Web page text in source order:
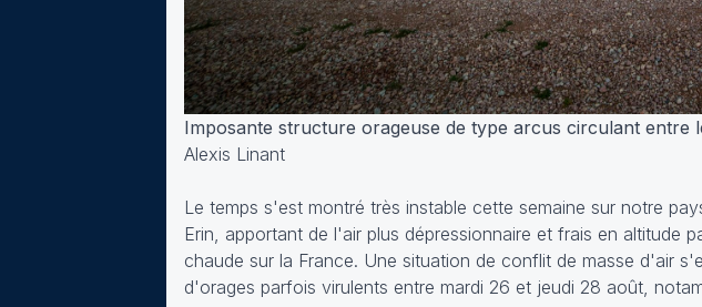
Imposante structure orageuse de type arcus circulant entre
Alexis Linant
Le temps s'est montré très instable cette semaine sur notre
Erin, apportant de l'air plus dépressionnaire et frais en altitude
chaude sur la France. Une situation de conflit de masse d'air
d'orages parfois virulents entre mardi 26 et jeudi 28 août,